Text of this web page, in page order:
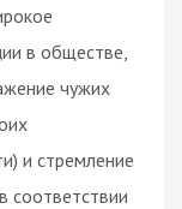
в обществе,
чужих
и стремление
соответствии